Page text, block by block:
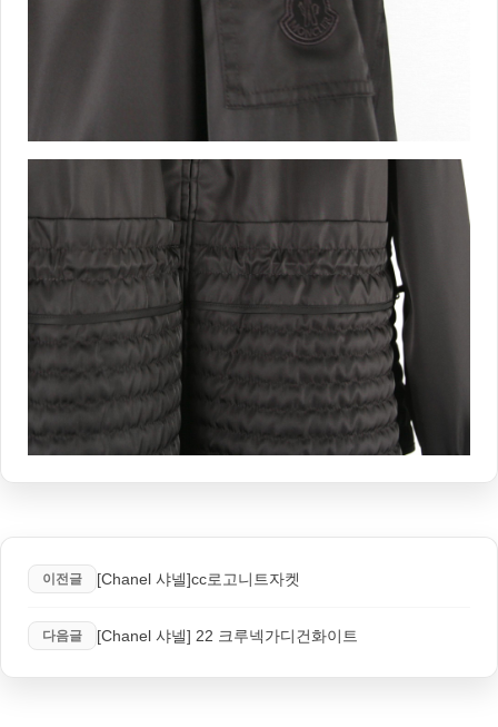
이전글 [Chanel 샤넬]cc로고니트자켓
다음글 [Chanel 샤넬] 22 크루넥가디건화이트